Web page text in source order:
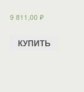
9 811,00 ₽
КУПИТЬ